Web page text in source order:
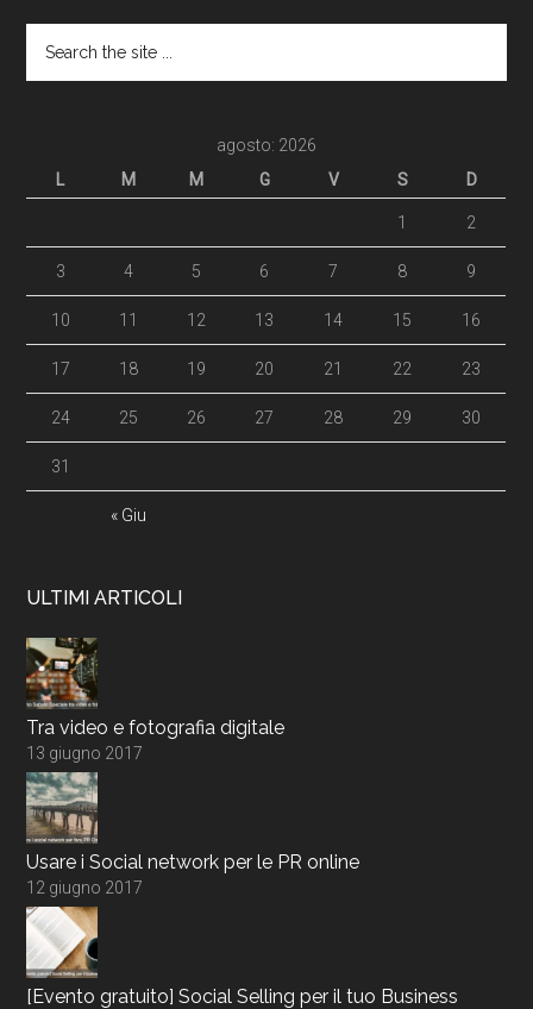
agosto: 2026
L
M M G V S D
« Giu
1 2
3 4 5 6 7 8 9
10 11 12 13 14 15 16
17 18 19 20 21 22 23
24 25 26 27 28 29 30
31
ULTIMI ARTICOLI
Tra video e fotografia digitale
13 giugno 2017
Usare i Social network per le PR online
12 giugno 2017
[Evento gratuito] Social Selling per il tuo Business